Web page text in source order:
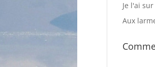
Je l'ai
Aux